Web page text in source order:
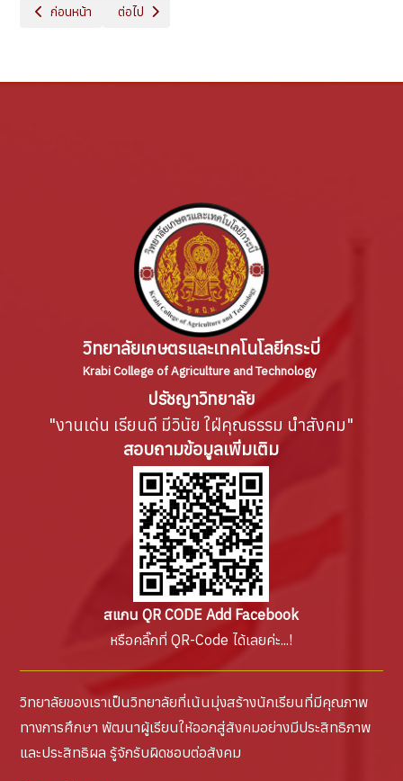
เนื้อหาก่อนหน้า: แผนกวิชาสัตวศาสตร์
ก่อนหน้า เนื้อหาถัดไป: แผนกวิชาอุตสาหกรรมเกษตร
ต่อไป
วิทยาลัยเกษตรและเทคโนโลยีกระบี่
Krabi College of Agriculture and Technology
ปรัชญาวิทยาลัย
"งานเด่น เรียนดี มีวินัย ใฝ่คุณธรรม นำสังคม"
สอบถามข้อมูลเพิ่มเติม
สแกน QR CODE Add Facebook
หรือคลิ๊กที่ QR-Code ได้เลยค่ะ...!
วิทยาลัยของเราเป็นวิทยาลัยที่เน้นมุ่งสร้างนักเรียนที่มีคุณภาพ
ทางการศึกษา พัฒนาผู้เรียนให้ออกสู่สังคมอย่างมีประสิทธิภาพ
และประสิทธิผล รู้จักรับผิดชอบต่อสังคม